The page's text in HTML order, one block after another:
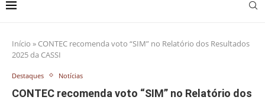
Início » CONTEC recomenda voto “SIM” no Relatório dos Resultados
2025 da CASSI
Destaques Notícias
CONTEC recomenda voto “SIM” no Relatório dos